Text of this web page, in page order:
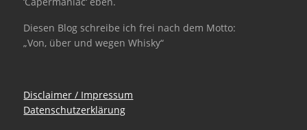
Diesen Blog schreibe ich frei nach dem Motto:
„Von, über und wegen Whisky“
Disclaimer / Impressum
Datenschutzerklärung